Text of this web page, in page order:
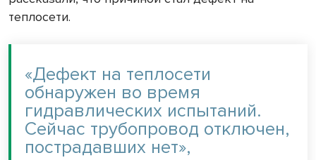
теплосети.
«Дефект на теплосети
обнаружен во время
гидравлических испытаний.
Сейчас трубопровод отключен,
пострадавших нет»,